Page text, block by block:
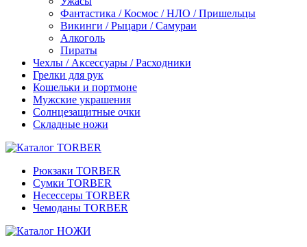
Фантастика / Космос / НЛО / Пришельцы
Викинги / Рыцари / Самураи
Алкоголь
Пираты
Чехлы / Аксессуары / Расходники
Грелки для рук
Кошельки и портмоне
Мужские украшения
Солнцезащитные очки
Складные ножи
Рюкзаки TORBER
Сумки TORBER
Несессеры TORBER
Чемоданы TORBER